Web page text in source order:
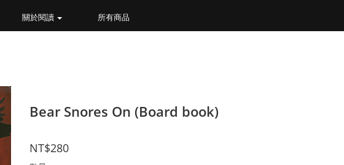
關於閱讀 所有商品
Bear Snores On (Board book)
NT$280